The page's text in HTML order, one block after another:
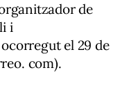
de
i
el 29 de
com).